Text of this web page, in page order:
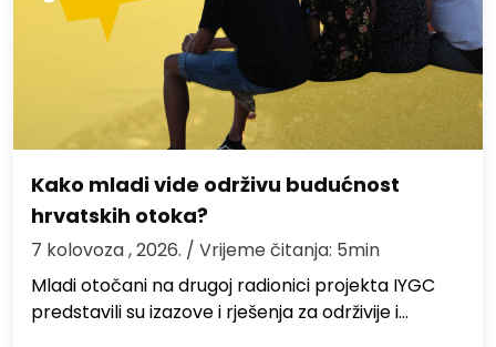
Kako mladi vide održivu budućnost
hrvatskih otoka?
7 kolovoza , 2026. / Vrijeme čitanja: 5min
Mladi otočani na drugoj radionici projekta IYGC
predstavili su izazove i rješenja za održivije i…